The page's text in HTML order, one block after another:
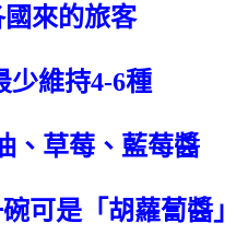
來的旅客
少維持4-6種
、草莓、藍莓醬
可是「胡蘿蔔醬」